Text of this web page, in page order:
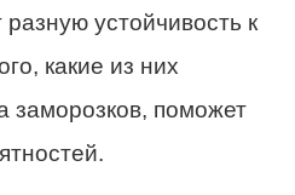
устойчивость к
какие из них
заморозков, поможет